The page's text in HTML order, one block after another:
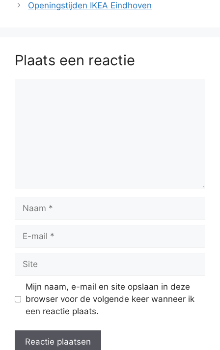
Openingstijden IKEA Eindhoven
Plaats een reactie
Naam
Site
Mijn naam, e-mail en site opslaan in deze
browser voor de volgende keer wanneer ik
een reactie plaats.